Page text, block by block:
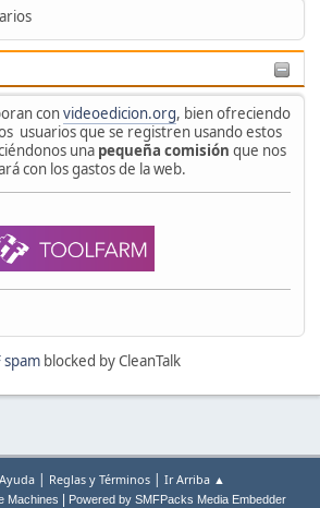
convideoedicion.org, bien ofreciendo
usuarios que se registren usando estos
una pequeña comisión que nos
con los gastos de la web.
spamblocked by CleanTalk
Ayuda | Reglas y Términos | Ir Arriba ▲
Machines Powered by SMFPacks Media Embedder